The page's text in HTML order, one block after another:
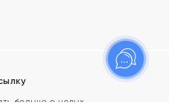
больше о новых